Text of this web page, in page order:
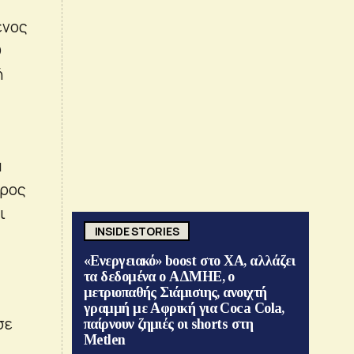
INSIDE STORIES
«Ενεργειακό» boost στο ΧΑ, αλλάζει
τα δεδομένα ο ΑΔΜΗΕ, ο
μετριοπαθής Σιάμισιης, ανοιχτή
γραμμή με Αφρική για Coca Cola,
παίρνουν ζημιές οι shorts στη
Metlen